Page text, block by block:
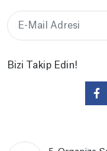
Bizi Takip Edin!